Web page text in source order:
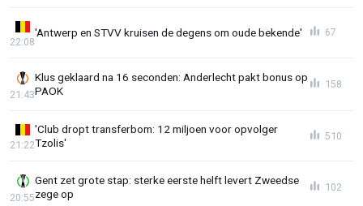
'Antwerp en STVV kruisen de degens om oude bekende'
22:08
67
Klus geklaard na 16 seconden: Anderlecht pakt bonus op
PAOK
21:43
158
'Club dropt transferbom: 12 miljoen voor opvolger
Tzolis'
21:22
510
Gent zet grote stap: sterke eerste helft levert Zweedse
zege op
20:55
102